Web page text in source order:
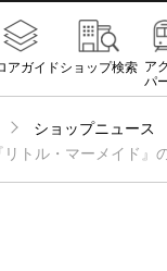
アガイドショップ検索 ア
パ
ショップニュース
トル・マーメイド